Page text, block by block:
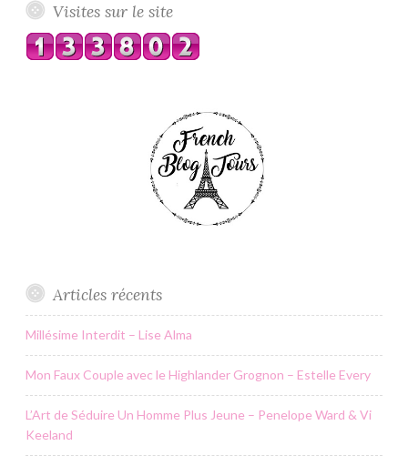
Visites sur le site
Articles récents
Millésime Interdit – Lise Alma
Mon Faux Couple avec le Highlander Grognon – Estelle Every
L’Art de Séduire Un Homme Plus Jeune – Penelope Ward & Vi
Keeland